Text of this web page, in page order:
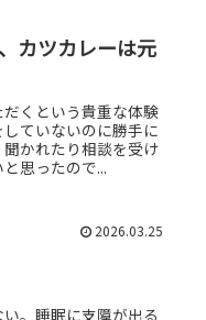
カツカレーは元
くという貴重な体験
ていないのに勝手に
かれたり相談を受け
思ったので...
2026.03.25
。睡眠に支障が出る